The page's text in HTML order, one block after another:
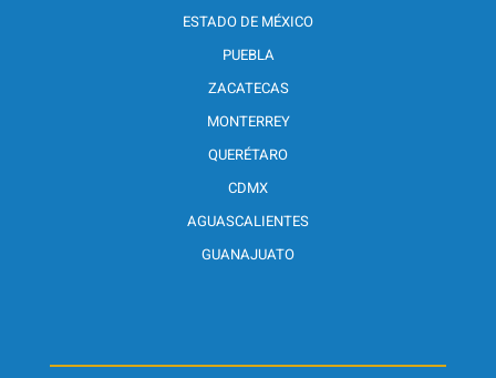
ESTADO DE MÉXICO
PUEBLA
ZACATECAS
MONTERREY
QUERÉTARO
CDMX
AGUASCALIENTES
GUANAJUATO